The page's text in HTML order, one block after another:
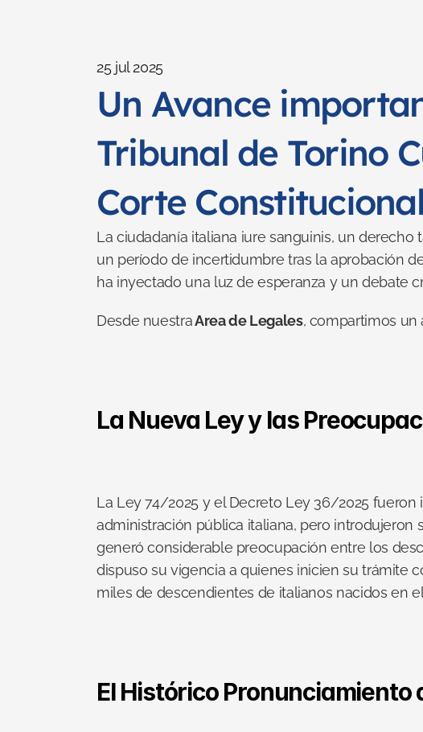
25 jul 2025
Un Avance
Tribunal de Torino
Corte Constitucional
La ciudadanía italiana iure sanguinis, un
un período de incertidumbre tras la aprobación
ha inyectado una luz de esperanza y un debate
Desde nuestra Area de Legales, compartimos un
La Nueva Ley y las
La Ley 74/2025 y el Decreto Ley 36/2025
administración pública italiana, pero
generó considerable preocupación entre los
dispuso su vigencia a quienes inicien su trámite
miles de descendientes de italianos nacidos en
El Histórico Pronunciamiento